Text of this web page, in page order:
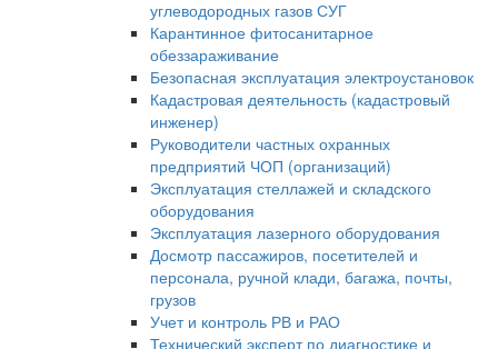
углеводородных газов СУГ
Карантинное фитосанитарное
обеззараживание
Безопасная эксплуатация электроустановок
Кадастровая деятельность (кадастровый
инженер)
Руководители частных охранных
предприятий ЧОП (организаций)
Эксплуатация стеллажей и складского
оборудования
Эксплуатация лазерного оборудования
Досмотр пассажиров, посетителей и
персонала, ручной клади, багажа, почты,
грузов
Учет и контроль РВ и РАО
Технический эксперт по диагностике и